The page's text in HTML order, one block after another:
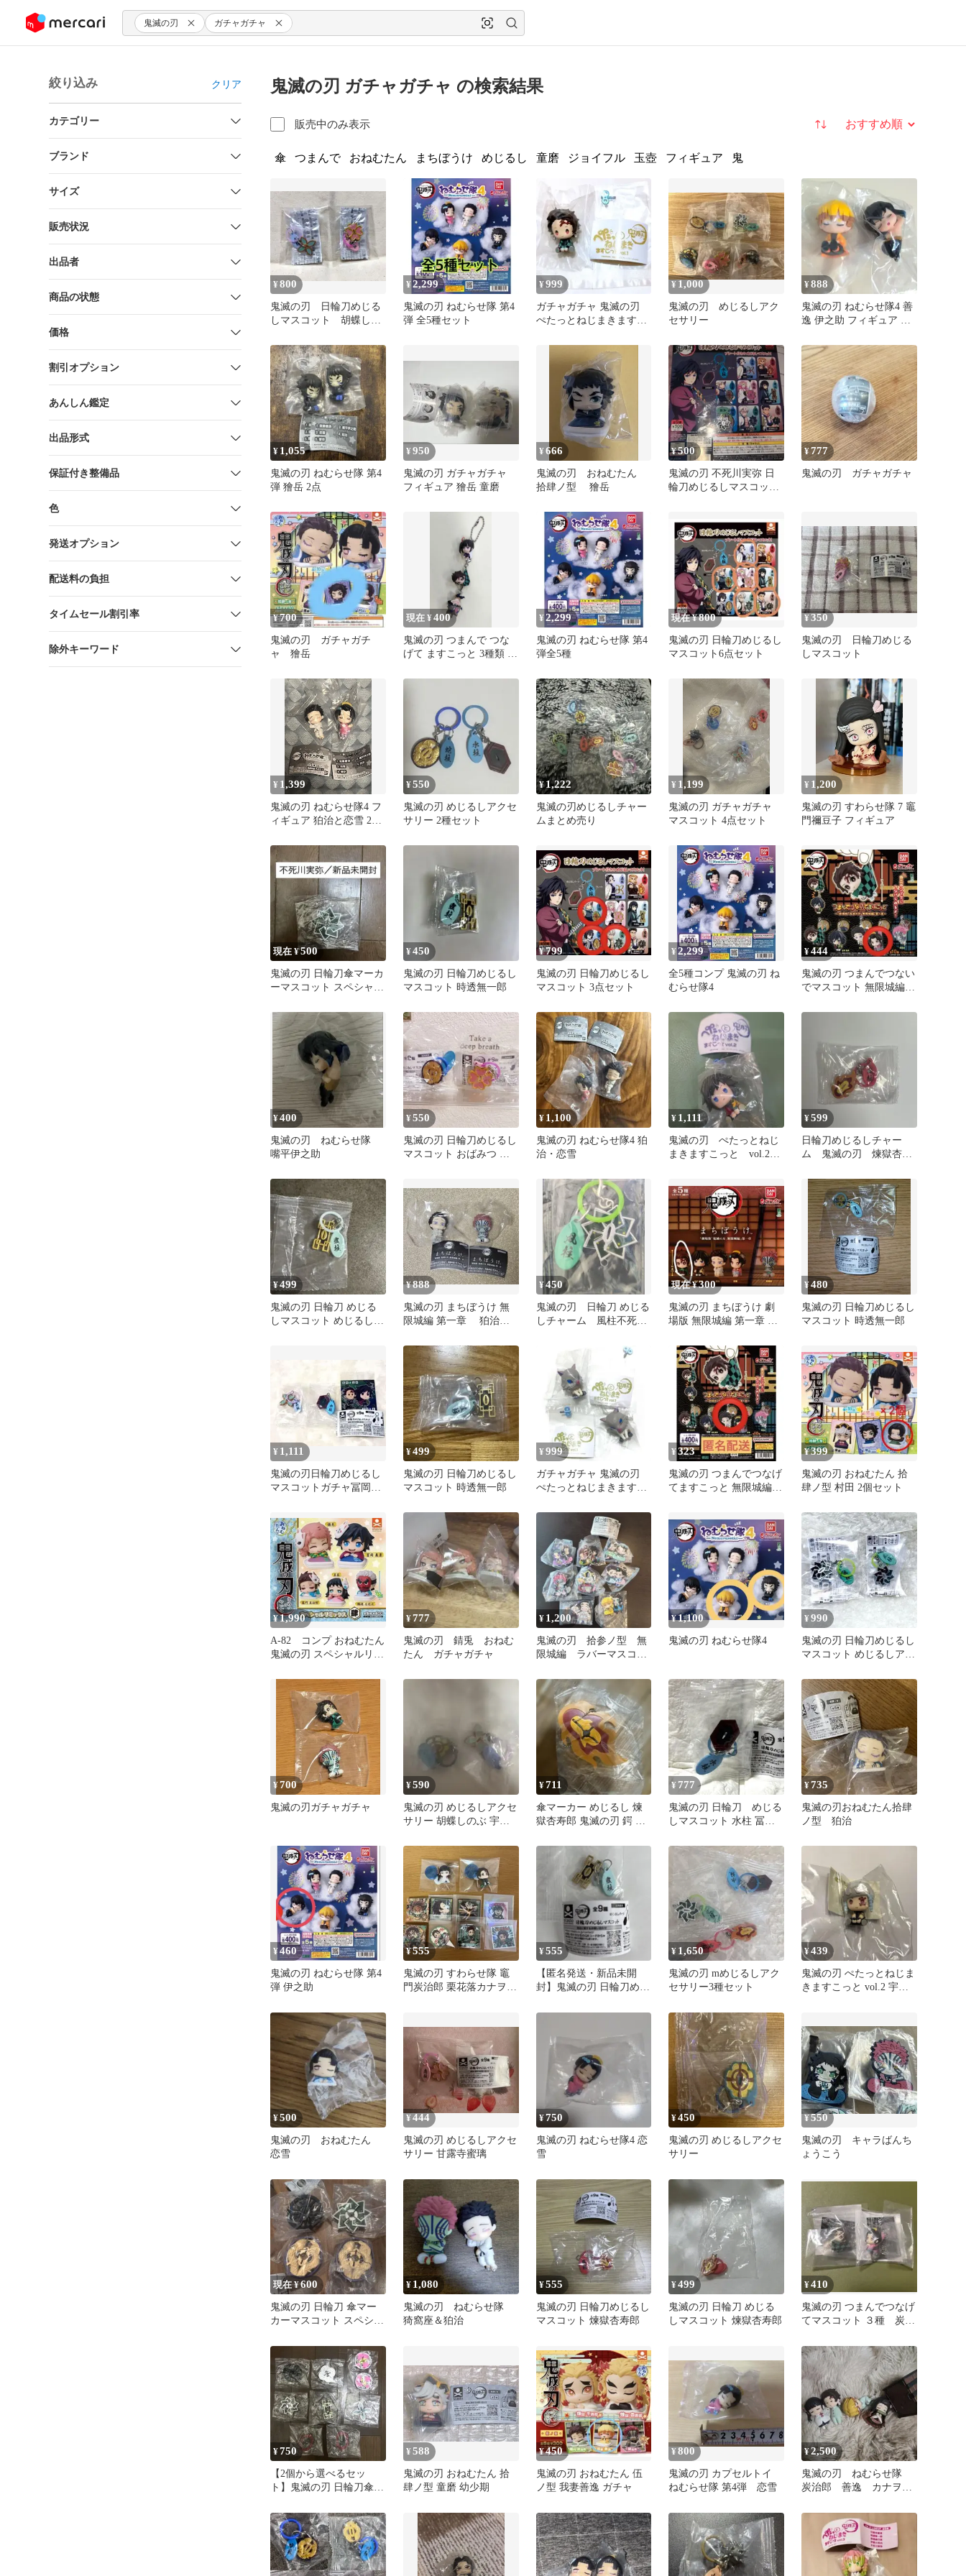
ツにスキップ 鬼滅の刃 ガチャガチャ
絞り込み クリア
カテゴリー
ブランド
サイズ
販売状況
出品者
商品の状態
価格
割引オプション
あんしん鑑定
出品形式
保証付き整備品
色
発送オプション
配送料の負担
タイムセール割引率
除外キーワード
鬼滅の刃 ガチャガチャ の検索結果
販売中のみ表示 並び替え
傘 つまんで おねむたん まちぼうけ めじるし 童磨 ジョイフル 玉壺 フィギュア 鬼
¥800
鬼滅の刃 日輪刀めじる
しマスコット 胡蝶しの
¥2,299
鬼滅の刃 ねむらせ隊 第4
弾 全5種セット
¥999
ガチャガチャ 鬼滅の刃
ぺたっとねじまきますこ
¥ 1,000
鬼滅の刃 めじるしアク
セサリー
¥888
鬼滅の刃 ねむらせ隊4 善
逸 伊之助 フィギュア マ
¥ 1,055
鬼滅の刃 ねむらせ隊 第4
弾 獪岳 2点
¥950
鬼滅の刃 ガチャガチャ
フィギュア 獪岳 童磨
¥666
鬼滅の刃 おねむたん
拾肆ノ型 獪岳
¥500
鬼滅の刃 不死川実弥 日
輪刀めじるしマスコッ
¥777
鬼滅の刃 ガチャガチャ
¥700
鬼滅の刃 ガチャガチ
ャ 獪岳
現在 ¥400
鬼滅の刃 つまんで つな
げて ますこっと 3種類 バ
¥2,299
鬼滅の刃 ねむらせ隊 第4
弾全5種
現在 ¥800
鬼滅の刃 日輪刀めじるし
マスコット6点セット
¥350
鬼滅の刃 日輪刀めじる
しマスコット
¥ 1,399
鬼滅の刃 ねむらせ隊4 フ
ィギュア 狛治と恋雪 2種
¥550
鬼滅の刃 めじるしアクセ
サリー 2種セット
¥1,222
鬼滅の刃めじるしチャー
ムまとめ売り
¥ 1,199
鬼滅の刃 ガチャガチャ
マスコット 4点セット
¥ 1,200
鬼滅の刃 すわらせ隊 7 竈
門禰豆子 フィギュア
現在 ¥500
鬼滅の刃 日輪刀傘マーカ
ーマスコット スペシャル
¥450
鬼滅の刃 日輪刀めじるし
マスコット 時透無一郎
¥799
鬼滅の刃 日輪刀めじるし
マスコット 3点セット
¥2,299
全5種コンプ 鬼滅の刃 ね
むらせ隊4
¥444
鬼滅の刃 つまんでつない
でマスコット 無限城編
¥400
鬼滅の刃 ねむらせ隊
嘴平伊之助
¥550
鬼滅の刃 日輪刀めじるし
マスコット おばみつ 伊
¥ 1,100
鬼滅の刃 ねむらせ隊4 狛
治・恋雪
¥ 1,111
鬼滅の刃 ぺたっとねじ
まきますこっと vol.2
¥599
日輪刀めじるしチャー
ム 鬼滅の刃 煉獄杏寿
¥499
鬼滅の刃 日輪刀 めじる
しマスコット めじるしア
¥888
鬼滅の刃 まちぼうけ 無
限城編 第一章 狛治
¥450
鬼滅の刃 日輪刀 めじる
しチャーム 風柱不死川
現在 ¥300
鬼滅の刃 まちぼうけ 劇
場版 無限城編 第一章 竈
¥480
鬼滅の刃 日輪刀めじるし
マスコット 時透無一郎
¥ 1,111
鬼滅の刃日輪刀めじるし
マスコットガチャ冨岡義
¥499
鬼滅の刃 日輪刀めじるし
マスコット 時透無一郎
¥ 999
ガチャガチャ 鬼滅の刃
ぺたっとねじまきますこ
¥323
鬼滅の刃 つまんでつなげ
てますこっと 無限城編
¥399
鬼滅の刃 おねむたん 拾
肆ノ型 村田 2個セット
¥1,990
A-82 コンプ おねむたん
鬼滅の刃 スペシャルリミ
¥777
鬼滅の刃 錆兎 おねむ
たん ガチャガチャ
¥ 1,200
鬼滅の刃 拾参ノ型 無
限城編 ラバーマスコッ
リート
¥1,100
鬼滅の刃 ねむらせ隊4
¥990
鬼滅の刃 日輪刀めじるし
マスコット めじるしアク
弥 ２点
¥700
鬼滅の刃ガチャガチャ
¥590
鬼滅の刃 めじるしアクセ
サリー 胡蝶しのぶ 宇髄
¥711
傘マーカー めじるし 煉
獄杏寿郎 鬼滅の刃 鍔 日
¥ 777
鬼滅の刃 日輪刀 めじる
しマスコット 水柱 冨岡
¥735
鬼滅の刃おねむたん拾肆
ノ型 狛治
¥460
鬼滅の刃 ねむらせ隊 第4
弾 伊之助
¥555
鬼滅の刃 すわらせ隊 竈
門炭治郎 栗花落カナヲ
¥555
【匿名発送・新品未開
封】鬼滅の刃 日輪刀めじ
透無一郎
¥ 1,650
鬼滅の刃 mめじるしアク
セサリー3種セット
¥439
鬼滅の刃 ぺたっとねじま
きますこっと vol.2 宇髄
¥500
鬼滅の刃 おねむたん
恋雪
¥444
鬼滅の刃 めじるしアクセ
サリー 甘露寺蜜璃
¥750
鬼滅の刃 ねむらせ隊4 恋
雪
¥450
鬼滅の刃 めじるしアクセ
サリー
¥550
鬼滅の刃 キャラばんち
ょうこう
現在 ¥600
鬼滅の刃 日輪刀 傘マー
カーマスコット スペシャ
¥ 1,080
鬼滅の刃 ねむらせ隊
猗窩座＆狛治
¥555
鬼滅の刃 日輪刀めじるし
マスコット 煉獄杏寿郎
¥499
鬼滅の刃 日輪刀 めじる
しマスコット 煉獄杏寿郎
¥410
鬼滅の刃 つまんでつなげ
てマスコット ３種 炭治
¥750
【2個から選べるセッ
ト】鬼滅の刃 日輪刀傘マ
ャル
¥588
鬼滅の刃 おねむたん 拾
肆ノ型 童磨 幼少期
¥450
鬼滅の刃 おねむたん 伍
ノ型 我妻善逸 ガチャ
¥800
鬼滅の刃 カプセルトイ
ねむらせ隊 第4弾 恋雪
¥2,500
鬼滅の刃 ねむらせ隊
炭治郎 善逸 カナヲ